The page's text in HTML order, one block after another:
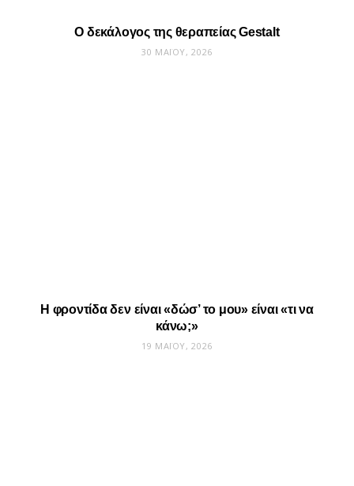
Ο δεκάλογος της θεραπείας Gestalt
30 ΜΑΪ́ΟΥ, 2026
Η φροντίδα δεν είναι «δώσ’ το μου» είναι «τι να
κάνω;»
19 ΜΑΪ́ΟΥ, 2026